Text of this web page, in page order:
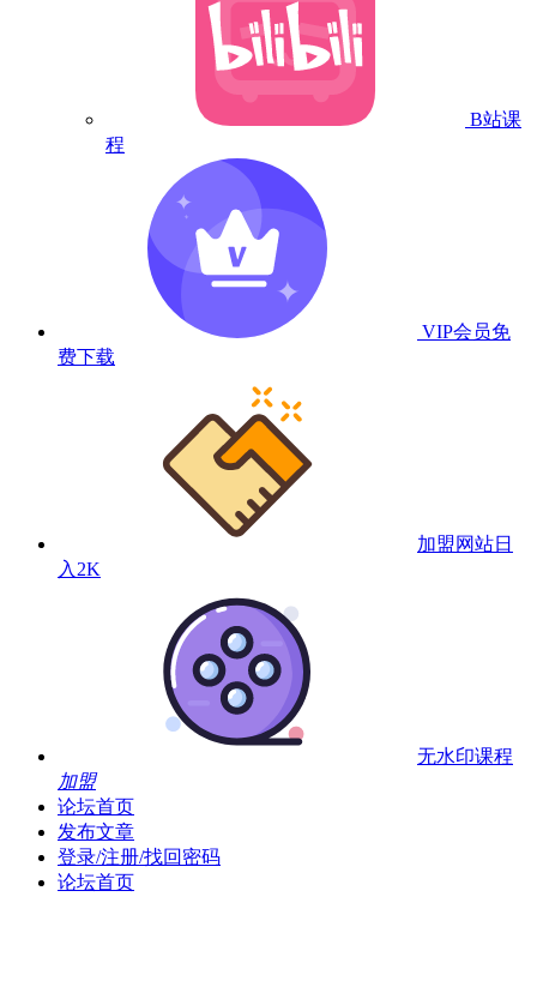
B站课
程
VIP会员免
费下载
加盟网站日
入2K
无水印课程
加盟
论坛首页
发布文章
登录/注册/找回密码
论坛首页